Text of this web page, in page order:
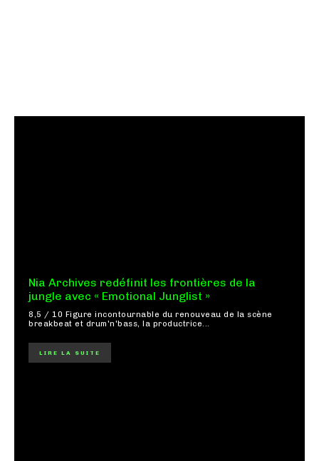
Nia Archives redéfinit les frontières de la
jungle avec « Emotional Junglist »
8,5 / 10 Figure incontournable du renouveau de la scène
breakbeat et drum'n'bass, la productrice...
LIRE LA SUITE